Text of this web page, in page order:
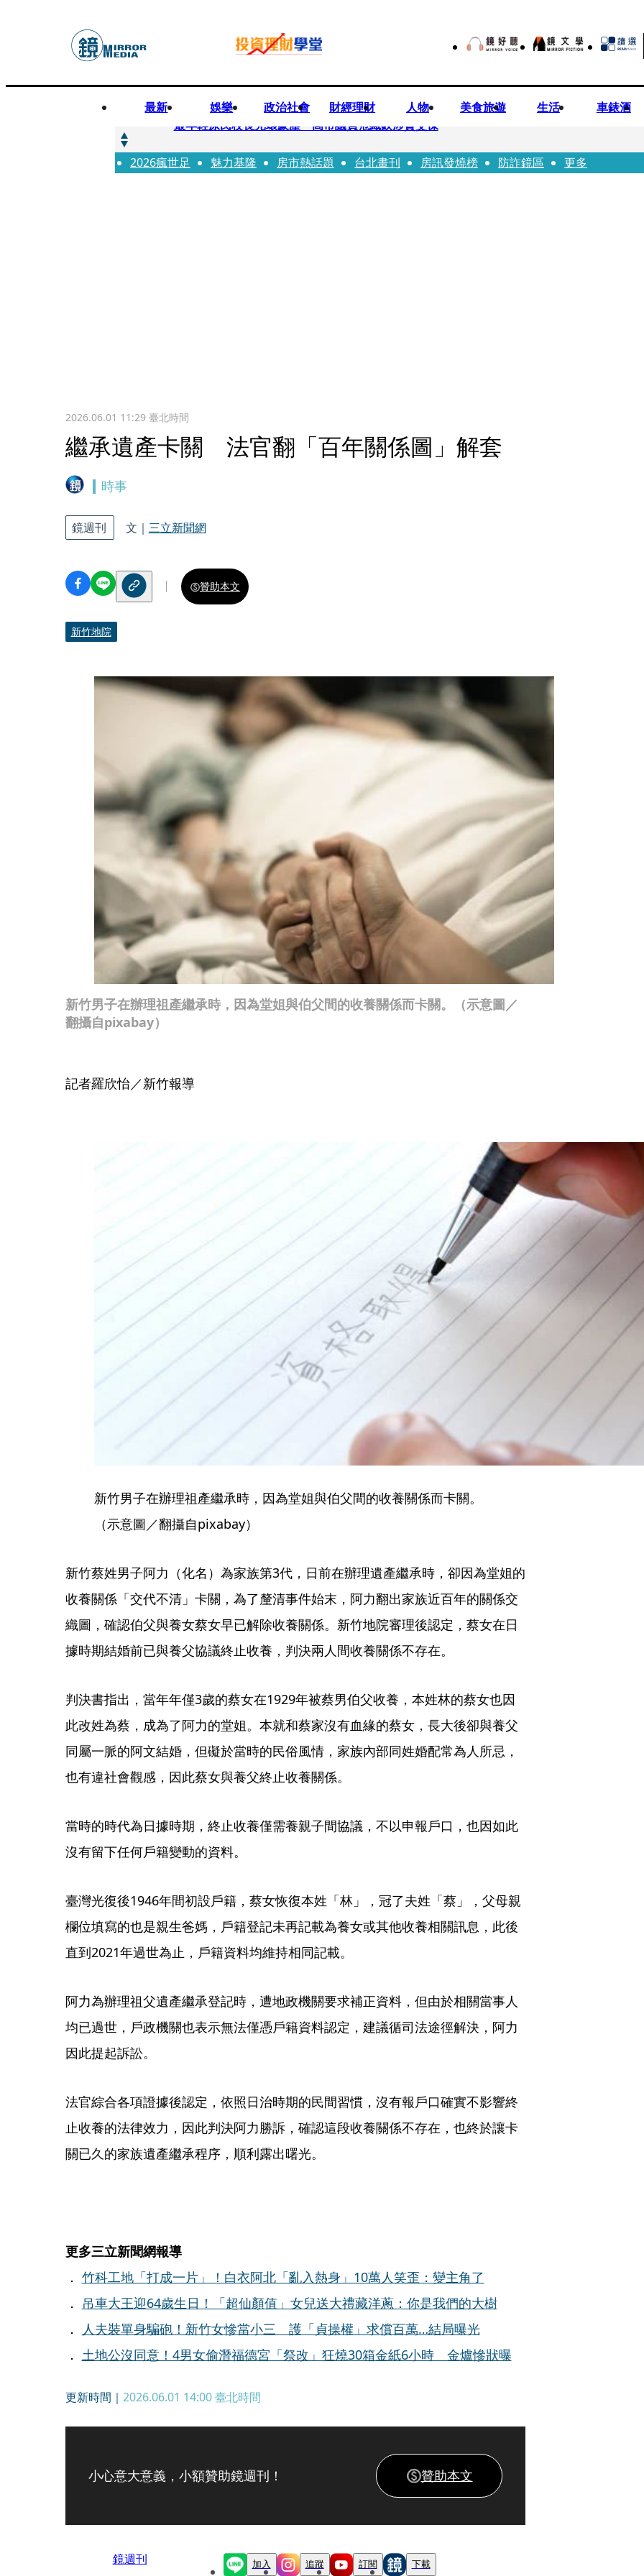
最新 娛樂 政治社會 財經理財 人物 美食旅遊 生活 車錶酒
快訊
最年輕原民校長光環蒙塵 高市議員范織欽涉貪交保
快訊
「愛露奶」私訊流出！小24歲女友爆當小三「大鬧病房氣孕婦」 姜厚任不忍回應了
2026瘋世足 魅力基隆 房市熱話題 台北畫刊 房訊發燒榜 防詐鏡區 更多
2026.06.01 11:29臺北時間
繼承遺產卡關 法官翻「百年關係圖」解套
時事
新竹男子在辦理祖產繼承時，因為堂姐與伯父間的收養關係而卡關。（示意圖／
翻攝自pixabay）
鏡週刊 文｜ 三立新聞網
贊助本文
新竹地院
記者羅欣怡／新竹報導
新竹男子在辦理祖產繼承時，因為堂姐與伯父間的收養關係而卡關。
（示意圖／翻攝自pixabay）
新竹蔡姓男子阿力（化名）為家族第3代，日前在辦理遺產繼承時，卻因為堂姐的
收養關係「交代不清」卡關，為了釐清事件始末，阿力翻出家族近百年的關係交
織圖，確認伯父與養女蔡女早已解除收養關係。新竹地院審理後認定，蔡女在日
據時期結婚前已與養父協議終止收養，判決兩人間收養關係不存在。
判決書指出，當年年僅3歲的蔡女在1929年被蔡男伯父收養，本姓林的蔡女也因
此改姓為蔡，成為了阿力的堂姐。本就和蔡家沒有血緣的蔡女，長大後卻與養父
同屬一脈的阿文結婚，但礙於當時的民俗風情，家族內部同姓婚配常為人所忌，
也有違社會觀感，因此蔡女與養父終止收養關係。
當時的時代為日據時期，終止收養僅需養親子間協議，不以申報戶口，也因如此
沒有留下任何戶籍變動的資料。
臺灣光復後1946年間初設戶籍，蔡女恢復本姓「林」，冠了夫姓「蔡」，父母親
欄位填寫的也是親生爸媽，戶籍登記未再記載為養女或其他收養相關訊息，此後
直到2021年過世為止，戶籍資料均維持相同記載。
阿力為辦理祖父遺產繼承登記時，遭地政機關要求補正資料，但由於相關當事人
均已過世，戶政機關也表示無法僅憑戶籍資料認定，建議循司法途徑解決，阿力
因此提起訴訟。
法官綜合各項證據後認定，依照日治時期的民間習慣，沒有報戶口確實不影響終
止收養的法律效力，因此判決阿力勝訴，確認這段收養關係不存在，也終於讓卡
關已久的家族遺產繼承程序，順利露出曙光。
更多三立新聞網報導
． 竹科工地「打成一片」！白衣阿北「亂入熱身」10萬人笑歪：變主角了
．
吊車大王迎64歲生日！「超仙顏值」女兒送大禮藏洋蔥：你是我們的大樹
．
人夫裝單身騙砲！新竹女慘當小三 護「貞操權」求償百萬…結局曝光
． 土地公沒同意！4男女偷潛福德宮「祭改」狂燒30箱金紙6小時 金爐慘狀曝
更新時間｜ 2026.06.01 14:00臺北時間
小心意大意義，小額贊助鏡週刊！ 贊助本文
鏡週刊 加入 追蹤 訂閱 下載